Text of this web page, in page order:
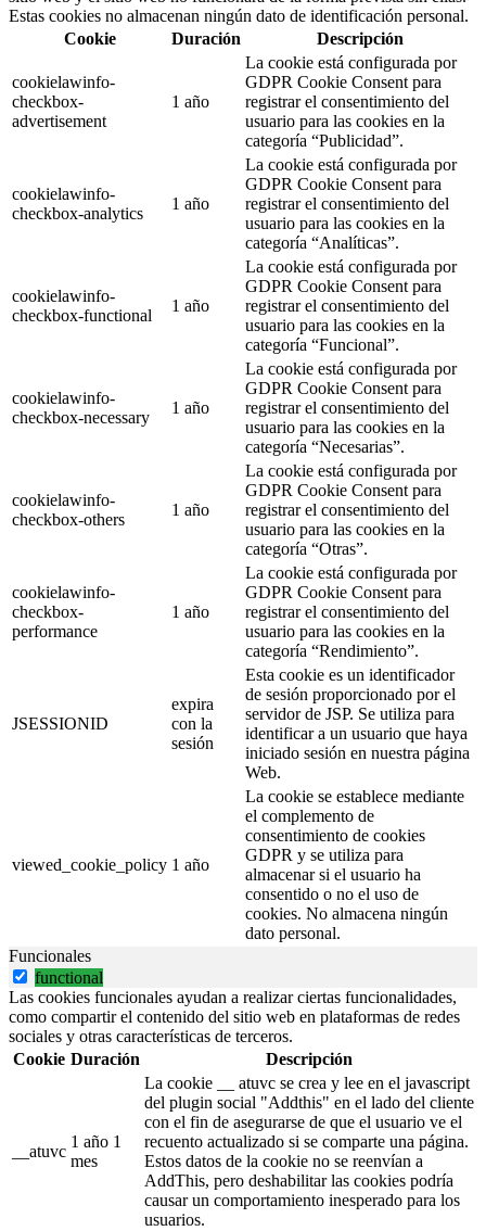
Estas cookies no almacenan ningún dato de identificación personal.
Cookie
Duración Descripción
cookielawinfo-
checkbox-
advertisement
1 año
La cookie está configurada por
GDPR Cookie Consent para
registrar el consentimiento del
usuario para las cookies en la
categoría “Publicidad”.
cookielawinfo-
checkbox-analytics
1 año
La cookie está configurada por
GDPR Cookie Consent para
registrar el consentimiento del
usuario para las cookies en la
categoría “Analíticas”.
cookielawinfo-
checkbox-functional
1 año
La cookie está configurada por
GDPR Cookie Consent para
registrar el consentimiento del
usuario para las cookies en la
categoría “Funcional”.
cookielawinfo-
checkbox-necessary
1 año
La cookie está configurada por
GDPR Cookie Consent para
registrar el consentimiento del
usuario para las cookies en la
categoría “Necesarias”.
cookielawinfo-
checkbox-others
1 año
La cookie está configurada por
GDPR Cookie Consent para
registrar el consentimiento del
usuario para las cookies en la
categoría “Otras”.
cookielawinfo-
checkbox-
performance
1 año
La cookie está configurada por
GDPR Cookie Consent para
registrar el consentimiento del
usuario para las cookies en la
categoría “Rendimiento”.
JSESSIONID
expira
con la
sesión
Esta cookie es un identificador
de sesión proporcionado por el
servidor de JSP. Se utiliza para
identificar a un usuario que haya
iniciado sesión en nuestra página
Web.
viewed_cookie_policy 1 año
La cookie se establece mediante
el complemento de
consentimiento de cookies
GDPR y se utiliza para
almacenar si el usuario ha
consentido o no el uso de
cookies. No almacena ningún
dato personal.
Funcionales
functional
Las cookies funcionales ayudan a realizar ciertas funcionalidades,
como compartir el contenido del sitio web en plataformas de redes
sociales y otras características de terceros.
Cookie Duración Descripción
__atuvc
1 año 1
mes
La cookie __ atuvc se crea y lee en el javascript
del plugin social "Addthis" en el lado del cliente
con el fin de asegurarse de que el usuario ve el
recuento actualizado si se comparte una página.
Estos datos de la cookie no se reenvían a
AddThis, pero deshabilitar las cookies podría
causar un comportamiento inesperado para los
usuarios.